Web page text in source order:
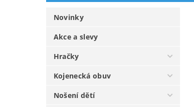
Novinky
Akce a slevy
Hračky
Kojenecká obuv
Nošení dětí